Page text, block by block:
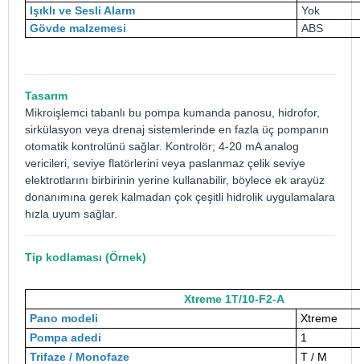
Işıklı ve Sesli Alarm
Yok
Gövde malzemesi
ABS
Tasarım
Mikroişlemci tabanlı bu pompa kumanda panosu , hidrofor,
sirkülasyon veya drenaj sistemlerinde en fazla üç pompanın
otomatik kontrolünü sağlar. Kontrolör; 4-20 mA analog
vericileri, seviye flatörlerini veya paslanmaz çelik seviye
elektrotlarını birbirinin yerine kullanabilir, böylece ek arayüz
donanımına gerek kalmadan çok çeşitli hidrolik uygulamalara
hızla uyum sağlar.
Tip kodlaması (Örnek)
Xtreme 1T/10-F2-A
Pano modeli
Xtreme
Pompa adedi
1
Trifaze / Monofaze
T / M